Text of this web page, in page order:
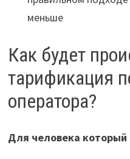
меньше
Как будет
тарификация
оператора?
Для человека который